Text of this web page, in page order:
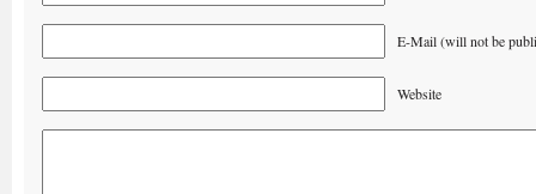
E-Mail (will not be
Website